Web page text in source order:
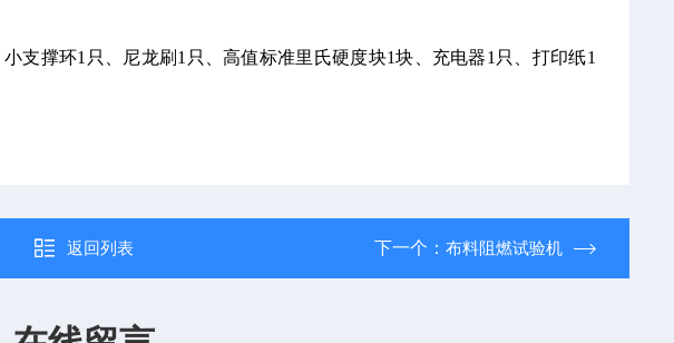
支撑环1只、尼龙刷1只、高值标准里氏硬度块1块、充电器1只、打印纸1
返回列表 下一个： 布料阻燃试验机